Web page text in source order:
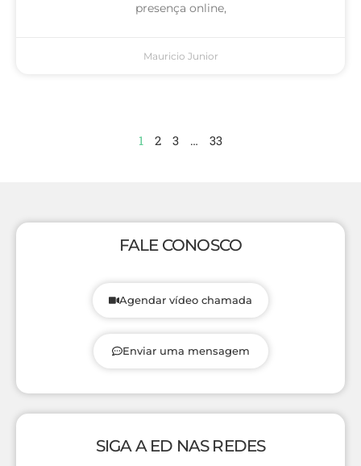
presença online,
Mauricio Junior
1 2 3 … 33
FALE CONOSCO
Agendar vídeo chamada
Enviar uma mensagem
SIGA A ED NAS REDES